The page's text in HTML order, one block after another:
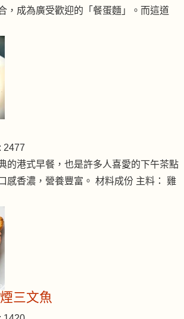
，成為廣受歡迎的「餐蛋麵」。而這道
2477
的港式早餐，也是許多人喜愛的下午茶點
感香濃，營養豐富。 材料成份 主料： 雞
三文魚